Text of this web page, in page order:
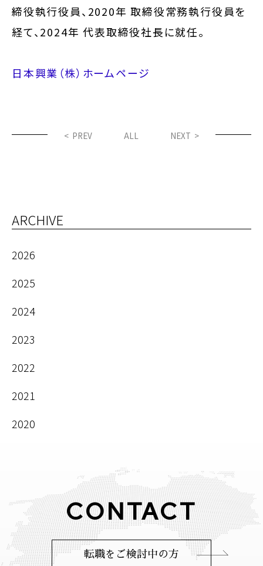
締役執行役員、2020年 取締役常務執行役員を
経て、2024年 代表取締役社長に就任。
日本興業（株）ホームページ
< PREV ALL NEXT >
ARCHIVE
2026
2025
2024
2023
2022
2021
2020
CONTACT
転職をご検討中の方